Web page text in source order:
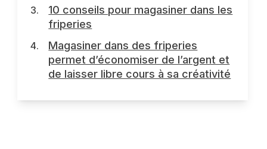
10 conseils pour magasiner dans les
friperies
Magasiner dans des friperies
permet d’économiser de l’argent et
de laisser libre cours à sa créativité